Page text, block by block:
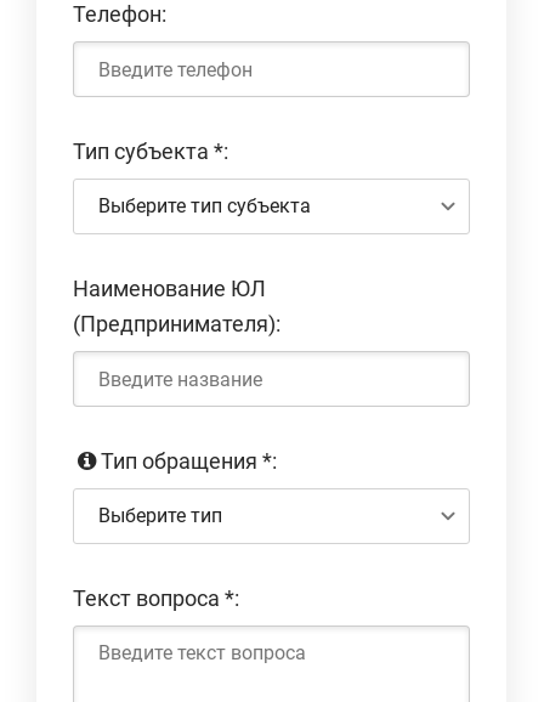
Телефон:
Тип субъекта *:
Выберите тип субъекта
Наименование ЮЛ
(Предпринимателя):
Тип обращения *:
Выберите тип
Текст вопроса *: